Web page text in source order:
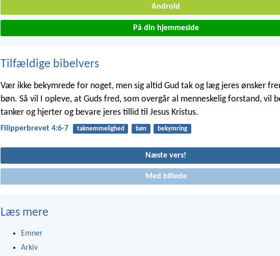
Android
På din hjemmeside
Tilfældige bibelvers
Vær ikke bekymrede for noget, men sig altid Gud tak og læg jeres ønsker
bøn. Så vil I opleve, at Guds fred, som overgår al menneskelig forstand, vil
tanker og hjerter og bevare jeres tillid til Jesus Kristus.
Filipperbrevet 4:6-7 taknemmelighed bøn bekymring
Næste vers!
Med billede
Læs mere
Emner
Arkiv